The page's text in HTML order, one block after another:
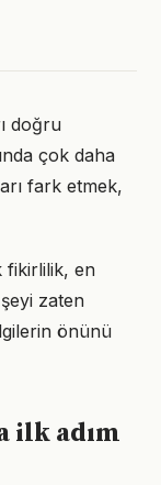
doğru
çok daha
fark etmek,
fikirlilik, en
zaten
önünü
ilk adım